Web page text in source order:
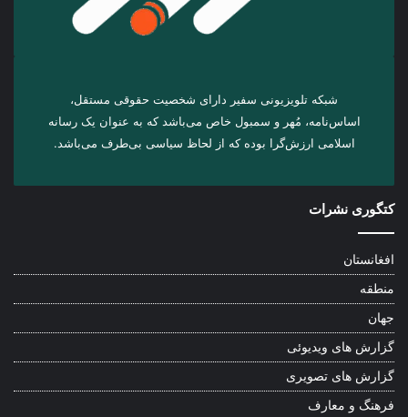
شبکه تلویزیونی سفیر دارای شخصیت حقوقی مستقل،
اساس‌نامه، مُهر و سمبول خاص می‌باشد که به عنوان یک رسانه
اسلامی ارزش‌گرا بوده که از لحاظ سیاسی بی‌طرف می‌باشد.
کتگوری نشرات
افغانستان
منطقه
جهان
گزارش های ویدیوئی
گزارش های تصویری
فرهنگ و معارف